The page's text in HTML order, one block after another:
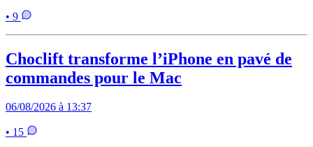
• 9
Choclift transforme l’iPhone en pavé de
commandes pour le Mac
06/08/2026 à 13:37
• 15